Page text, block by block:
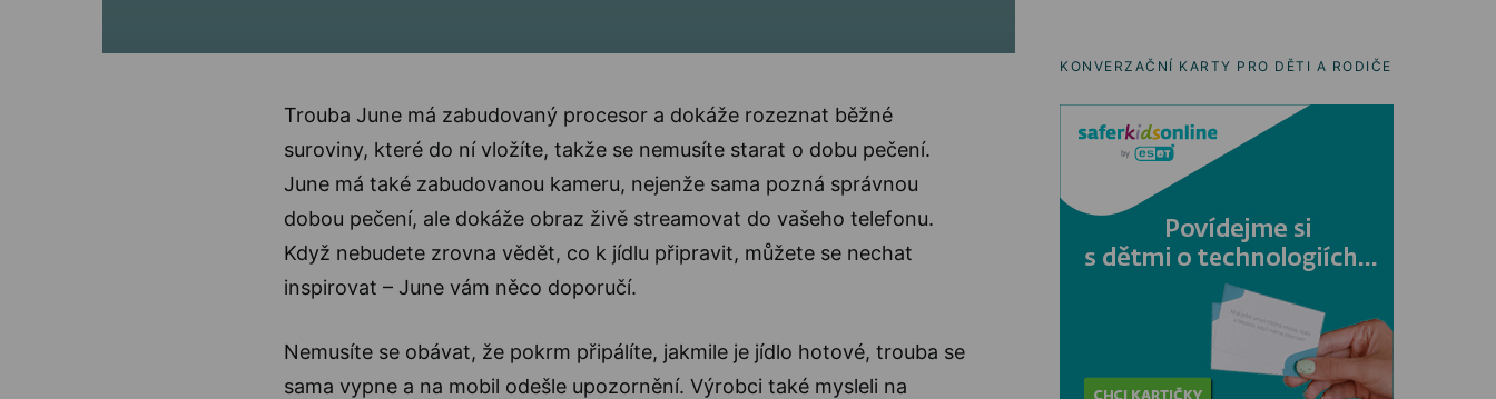
Trouba June má zabudovaný procesor a dokáže rozeznat běžné
suroviny, které do ní vložíte, takže se nemusíte starat o dobu pečení.
June má také zabudovanou kameru, nejenže sama pozná správnou
dobou pečení, ale dokáže obraz živě streamovat do vašeho telefonu.
Když nebudete zrovna vědět, co k jídlu připravit, můžete se nechat
inspirovat – June vám něco doporučí.
Nemusíte se obávat, že pokrm připálíte, jakmile je jídlo hotové, trouba se
sama vypne a na mobil odešle upozornění. Výrobci také mysleli na
KONVERZAČNÍ KARTY PRO DĚTI A RODIČE